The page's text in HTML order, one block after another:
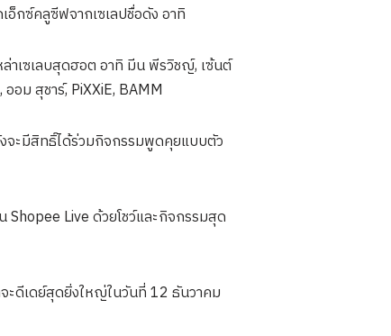
กซ์คลูซีฟจากเซเลปชื่อดัง อาทิ
เซเลบสุดฮอต อาทิ มีน พีรวิชญ์, เซ้นต์
สุชาร์, PiXXiE, BAMM
ะมีสิทธิ์ได้ร่วมกิจกรรมพูดคุยแบบตัว
Live ด้วยโชว์และกิจกรรมสุด
ดีเดย์สุดยิ่งใหญ่ในวันที่ 12 ธันวาคม